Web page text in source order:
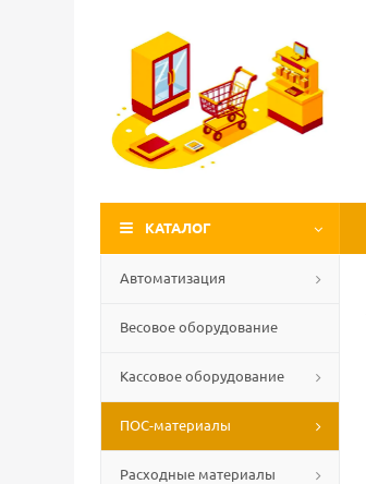
КАТАЛОГ
Автоматизация
Весовое оборудование
Кассовое оборудование
ПОС-материалы
Расходные материалы